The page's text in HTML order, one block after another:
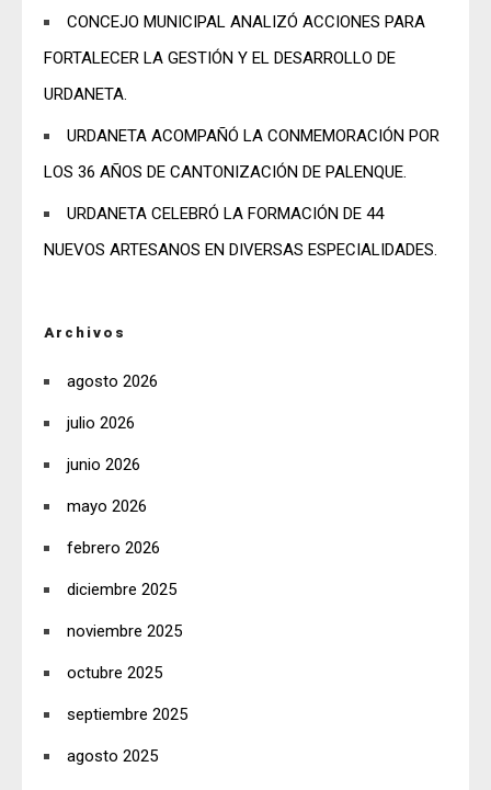
CONCEJO MUNICIPAL ANALIZÓ ACCIONES PARA
FORTALECER LA GESTIÓN Y EL DESARROLLO DE
URDANETA.
URDANETA ACOMPAÑÓ LA CONMEMORACIÓN POR
LOS 36 AÑOS DE CANTONIZACIÓN DE PALENQUE.
URDANETA CELEBRÓ LA FORMACIÓN DE 44
NUEVOS ARTESANOS EN DIVERSAS ESPECIALIDADES.
Archivos
agosto 2026
julio 2026
junio 2026
mayo 2026
febrero 2026
diciembre 2025
noviembre 2025
octubre 2025
septiembre 2025
agosto 2025